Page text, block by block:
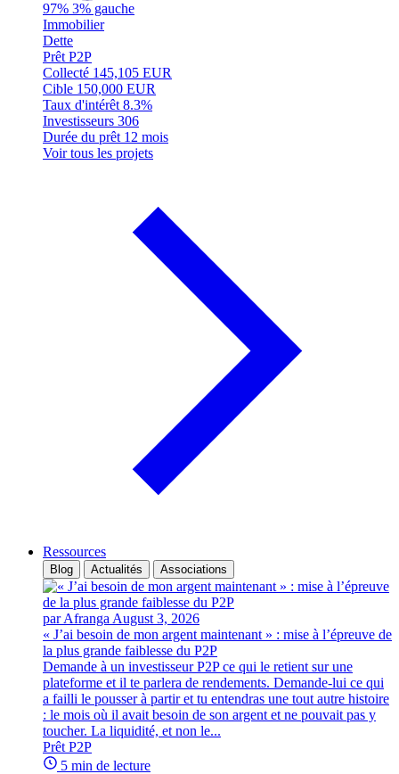
97% 3% gauche
Immobilier
Dette
Prêt P2P
Collecté 145,105 EUR
Cible 150,000 EUR
Taux d'intérêt 8.3%
Investisseurs 306
Durée du prêt 12 mois
Voir tous les projets
Ressources
Blog Actualités Associations
par Afranga August 3, 2026
« J’ai besoin de mon argent maintenant » : mise à l’épreuve de
la plus grande faiblesse du P2P
Demande à un investisseur P2P ce qui le retient sur une
plateforme et il te parlera de rendements. Demande-lui ce qui
a failli le pousser à partir et tu entendras une tout autre histoire
: le mois où il avait besoin de son argent et ne pouvait pas y
toucher. La liquidité, et non le...
Prêt P2P
5 min de lecture